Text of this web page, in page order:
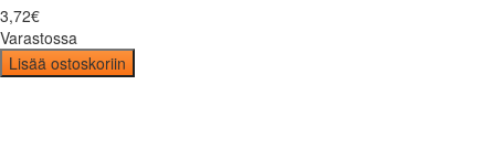
3,72€
Varastossa
Lisää ostoskoriin